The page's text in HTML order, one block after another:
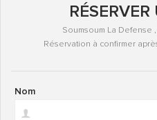
Soumsoum La Defense
Réservation à confirmer
Nom